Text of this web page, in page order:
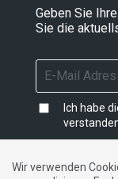
Geben Sie
Sie die
Ich habe
Wir verwenden